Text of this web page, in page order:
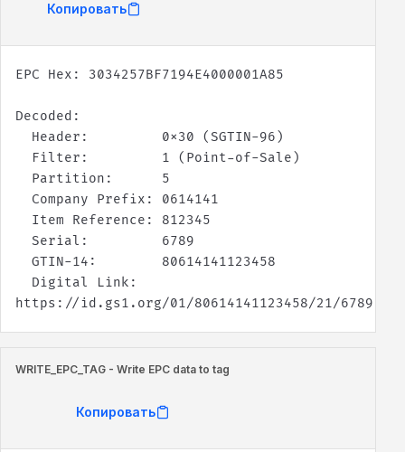
Копировать
https://id.gs1.org/01/80614141123458/21/6789
WRITE_EPC_TAG - Write EPC data to tag
Копировать